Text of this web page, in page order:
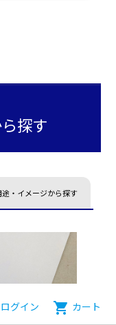
ログイン shopping_cart カート
探す
途・イメージから探す